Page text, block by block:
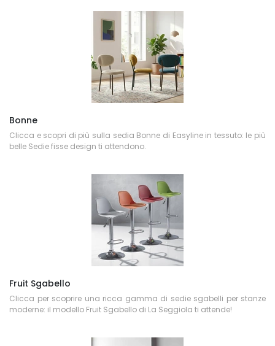
Bonne
Clicca e scopri di più sulla sedia Bonne di Easyline in tessuto: le più
belle Sedie fisse design ti attendono.
Fruit Sgabello
Clicca per scoprire una ricca gamma di sedie sgabelli per stanze
moderne: il modello Fruit Sgabello di La Seggiola ti attende!